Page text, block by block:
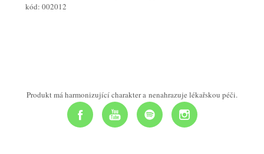
kód: 002012
Produkt má harmonizující charakter a nenahrazuje lékařskou péči.